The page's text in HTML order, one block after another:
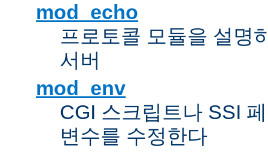
mod_echo
프로토콜 모듈을 설명
서버
mod_env
CGI 스크립트나 SSI
변수를 수정한다